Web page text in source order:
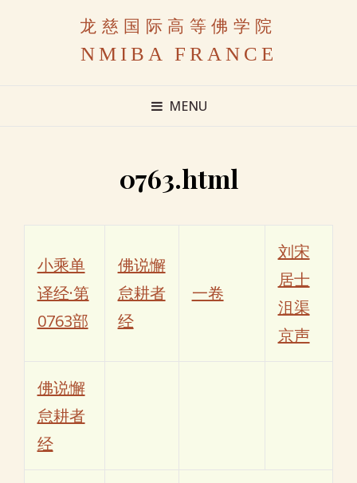
龙慈国际高等佛学院
NMIBA FRANCE
MENU
0763.html
小乘单
译经·第
0763部
佛说懈
怠耕者
经
一卷
刘宋
居士
沮渠
京声
佛说懈
怠耕者
经